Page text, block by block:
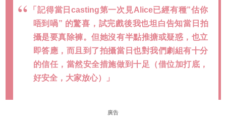
「記得當日casting第一次見Alice已經有種”估你
唔到喎” 的驚喜，試完戲後我也坦白告知當日拍
攝是要真除褲。但她沒有半點推搪或疑惑，也立
即答應，而且到了拍攝當日也對我們劇組有十分
的信任，當然安全措施做到十足（借位加打底，
好安全，大家放心）」
廣告